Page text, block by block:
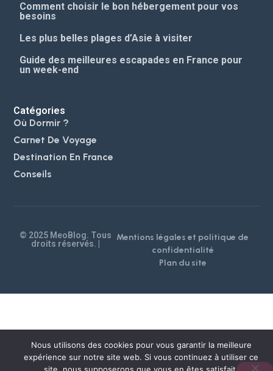
Comment choisir le bon hébergement pour vos
besoins
Les plus belles plages d’Asie à visiter
Guide des meilleures escapades en France pour
un week-end
Catégories
Où Dormir ?
Carnet De Voyage
Destination En France
Conseils
© 2025 MeoBlog. Tous
droits réservés. |
Mentions légales et politique de
confidentialité
Plan du site
Nous utilisons des cookies pour vous garantir la meilleure
expérience sur notre site web. Si vous continuez à utiliser ce